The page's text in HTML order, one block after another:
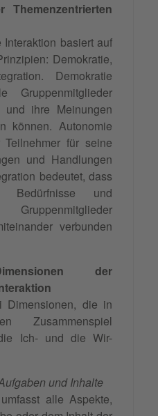
Themenzentrierten
basiert auf
Demokratie,
Demokratie
Gruppenmitglieder
und ihre Meinungen
können. Autonomie
für seine
und Handlungen
bedeutet, dass
Bedürfnisse und
verbunden
der
Dimensionen, die in
Zusammenspiel
Ich- und die Wir-
und Inhalte
alle Aspekte,